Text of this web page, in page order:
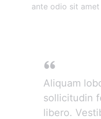
ante odio sit amet
Aliquam
sollicitudin
libero.